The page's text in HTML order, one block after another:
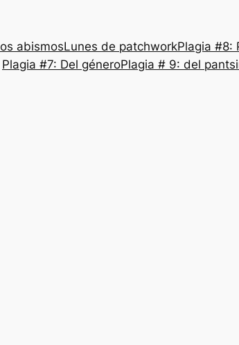
abismosLunes de patchworkPlagia #8:
Plagia #7: Del géneroPlagia # 9: del